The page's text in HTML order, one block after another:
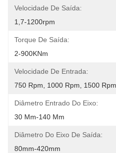
Velocidade De Saída:
1,7-1200rpm
Torque De Saída:
2-900KNm
Velocidade De Entrada:
750 Rpm, 1000 Rpm, 1500
Diâmetro Entrado Do Eixo:
30 Mm-140 Mm
Diâmetro Do Eixo De Saída:
80mm-420mm